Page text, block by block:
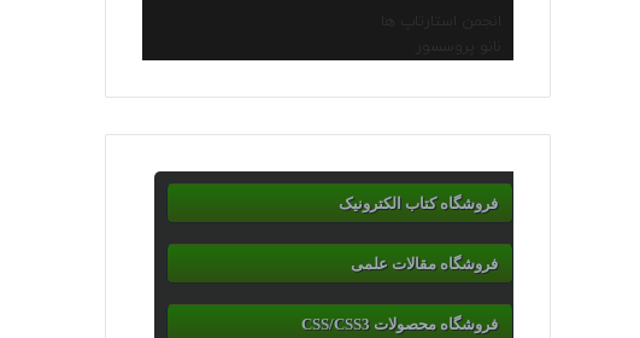
انجمن استارتاپ ها
نانو پروسسور
فروشگاه کتاب الکترونیک
فروشگاه مقالات علمی
فروشگاه محصولات CSS/CSS3